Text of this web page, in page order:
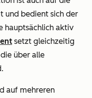
und bedient sich der
hauptsächlich aktiv
setzt gleichzeitig
über alle
auf mehreren